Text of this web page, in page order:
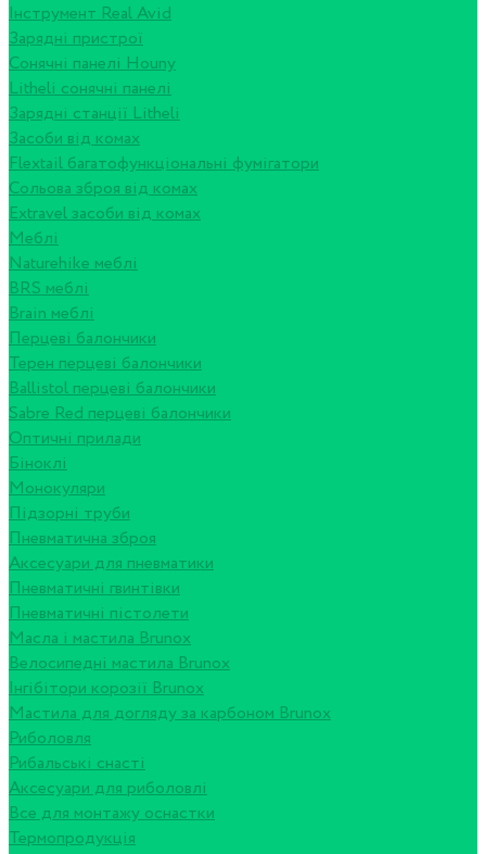
Інструмент Real Avid
Зарядні пристрої
Сонячні панелі Houny
Litheli сонячні панелі
Зарядні станції Litheli
Засоби від комах
Flextail багатофункціональні фумігатори
Сольова зброя від комах
Extravel засоби від комах
Меблі
Naturehike меблі
BRS меблі
Brain меблі
Перцеві балончики
Терен перцеві балончики
Ballistol перцеві балончики
Sabre Red перцеві балончики
Оптичні прилади
Біноклі
Монокуляри
Підзорні труби
Пневматична зброя
Аксесуари для пневматики
Пневматичні гвинтівки
Пневматичні пістолети
Масла і мастила Brunox
Велосипедні мастила Brunox
Інгібітори корозії Brunox
Мастила для догляду за карбоном Brunox
Риболовля
Рибальські снасті
Аксесуари для риболовлі
Все для монтажу оснастки
Термопродукція